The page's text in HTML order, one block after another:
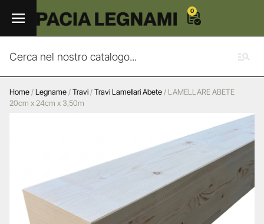
0
Home/Legname/Travi/Travi Lamellari Abete/ LAMELLARE ABETE
20cm x 24cm x 3,50m